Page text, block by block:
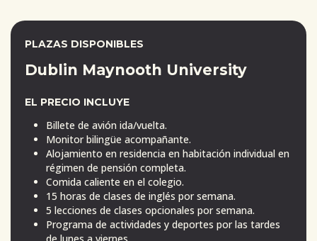
PLAZAS DISPONIBLES
Dublin Maynooth University
EL PRECIO INCLUYE
Billete de avión ida/vuelta.
Monitor bilingüe acompañante.
Alojamiento en residencia en habitación individual en
régimen de pensión completa.
Comida caliente en el colegio.
15 horas de clases de inglés por semana.
5 lecciones de clases opcionales por semana.
Programa de actividades y deportes por las tardes